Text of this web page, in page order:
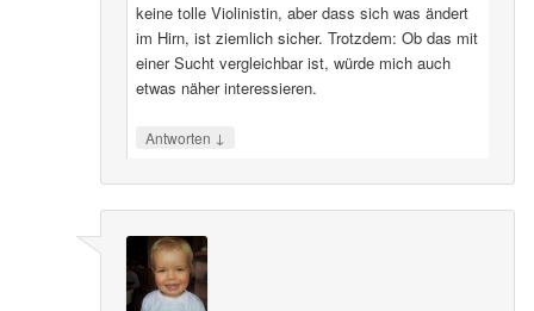
keine tolle Violinistin, aber dass sich was ändert
im Hirn, ist ziemlich sicher. Trotzdem: Ob das mit
einer Sucht vergleichbar ist, würde mich auch
etwas näher interessieren.
Antworten ↓